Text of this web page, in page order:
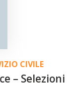
CIVILE
– Selezioni